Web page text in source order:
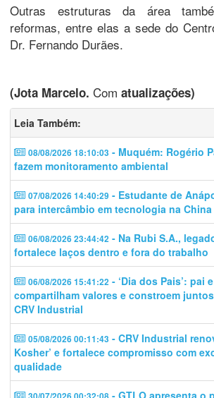
Outras estruturas da área
reformas, entre elas a sede do
Dr. Fernando Durães.
(Jota Marcelo. Com atualizações)
Leia Também:
08/08/2026 18:10:03 - Muquém: Rogério
fazem monitoramento ambiental
07/08/2026 14:40:29 - Estudante de
para intercâmbio em tecnologia na China
06/08/2026 23:44:42 - Na Rubi S.A.,
fortalece laços dentro e fora do trabalho
06/08/2026 15:41:22 - ‘Dia dos Pais’: pai
compartilham valores e constroem
CRV Industrial
05/08/2026 00:11:43 - CRV Industrial
Kosher’ e fortalece compromisso com
qualidade
- GTLO apresenta o